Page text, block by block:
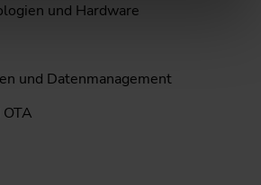
und Hardware
und Datenmanagement